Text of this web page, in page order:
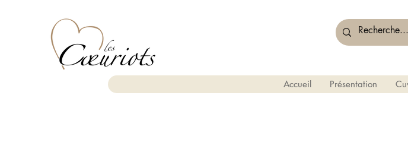
Accueil Présentation